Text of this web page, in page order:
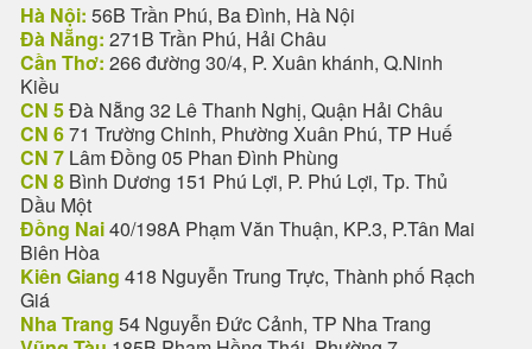
Hà Nội: 56B Trần Phú, Ba Đình, Hà Nội
Đà Nẵng: 271B Trần Phú, Hải Châu
Cần Thơ: 266 đường 30/4, P. Xuân khánh, Q.Ninh
Kiều
CN 5Đà Nẵng 32 Lê Thanh Nghị, Quận Hải Châu
CN 671 Trường Chinh, Phường Xuân Phú, TP Huế
CN 7 Lâm Đồng 05 Phan Đình Phùng
CN 8 Bình Dương 151 Phú Lợi, P. Phú Lợi, Tp. Thủ
Dầu Một
Đồng Nai40/198A Phạm Văn Thuận, KP.3, P.Tân Mai
Biên Hòa
Kiên Giang 418 Nguyễn Trung Trực, Thành phố Rạch
Giá
Nha Trang 54 Nguyễn Đức Cảnh, TP Nha Trang